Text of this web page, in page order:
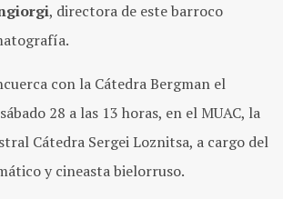
, directora de este barroco
con la Cátedra Bergman el
28 a las 13 horas, en el MUAC, la
Cátedra Sergei Loznitsa, a cargo del
y cineasta bielorruso.